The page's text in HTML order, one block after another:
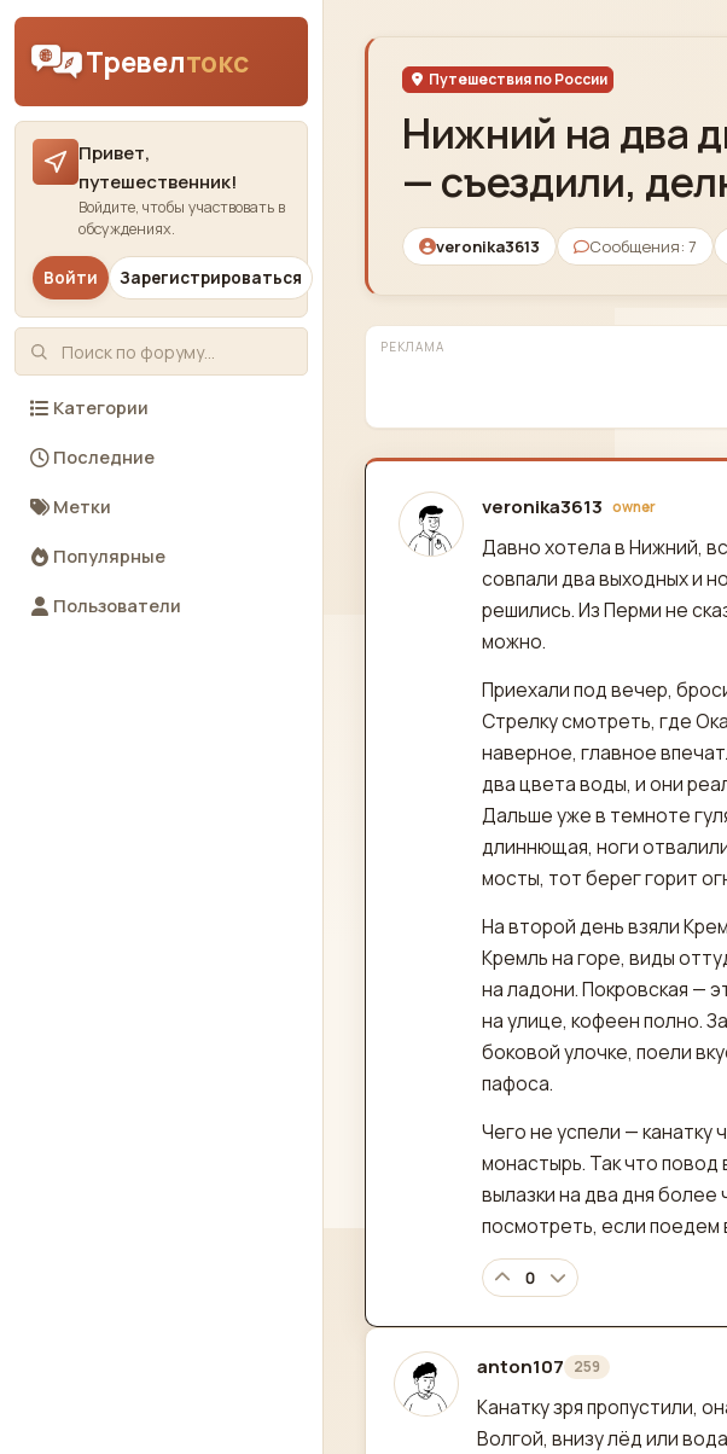
Skip to content
Тревелтокс
Привет,
путешественник!
Войдите, чтобы участвовать в
обсуждениях.
Войти Зарегистрироваться
Категории
Последние
Метки
Популярные
Пользователи
Путешествия по России
Нижний на два
— съездили,
veronika3613 Сообщения: 7
РЕКЛАМА
veronika3613 owner
отредактировано
Давно хотела в Нижний,
совпали два выходных и
решились. Из Перми не
можно.
Приехали под вечер,
Стрелку смотреть, где
наверное, главное
два цвета воды, и они
Дальше уже в темноте
длиннющая, ноги
мосты, тот берег горит
На второй день взяли
Кремль на горе, виды
на ладони. Покровская —
на улице, кофеен полно.
боковой улочке, поели
пафоса.
Чего не успели — канатку
монастырь. Так что повод
вылазки на два дня
посмотреть, если поедем
0
anton107 259
отредактировано
Канатку зря пропустили,
Волгой, внизу лёд или